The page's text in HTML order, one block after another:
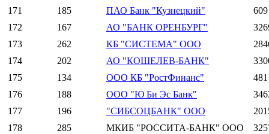
171
185 ПАО Банк "Кузнецкий"
609
172
167 АО "БАНК ОРЕНБУРГ"
173
262 КБ "СИСТЕМА" ООО
174
202 АО "КОШЕЛЕВ-БАНК"
175
134 ООО КБ "РостФинанс"
481
176
188 ООО "Ю Би Эс Банк"
177
196 "СИБСОЦБАНК" ООО
178
285 МКИБ "РОССИТА-БАНК" ООО